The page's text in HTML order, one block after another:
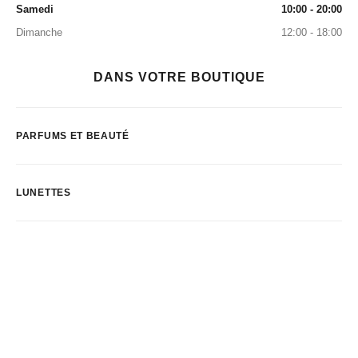
Samedi
10:00 - 20:00
Dimanche
12:00 - 18:00
DANS VOTRE BOUTIQUE
PARFUMS ET BEAUTÉ
LUNETTES